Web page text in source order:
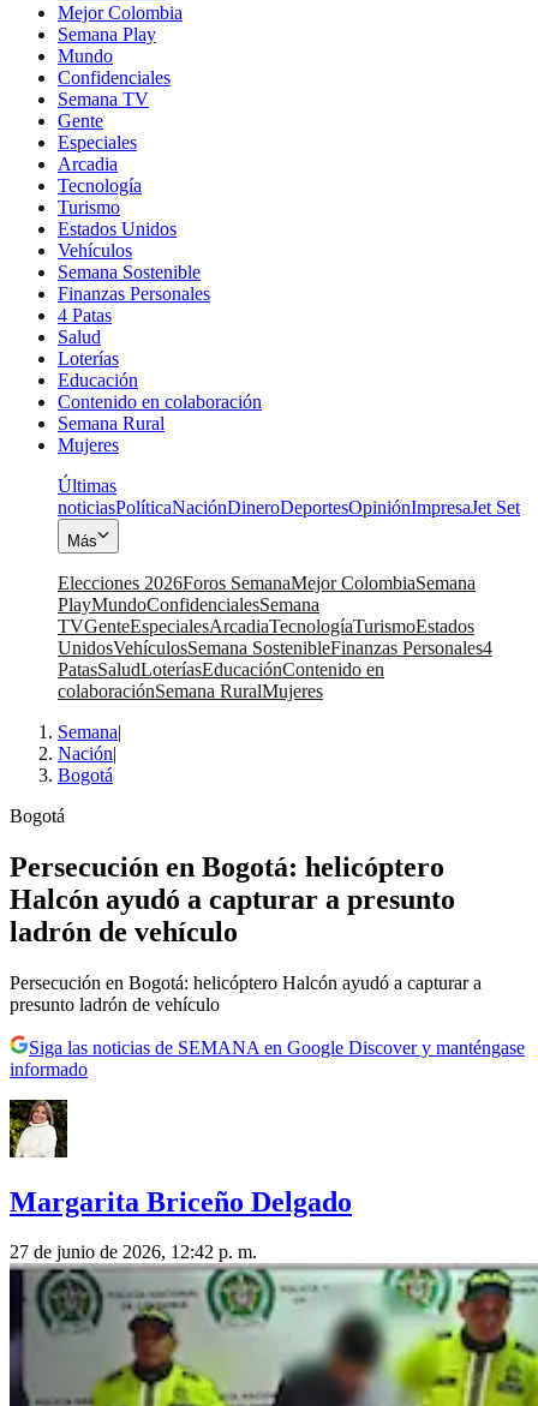
Mejor Colombia
Semana Play
Mundo
Confidenciales
Semana TV
Gente
Especiales
Arcadia
Tecnología
Turismo
Estados Unidos
Vehículos
Semana Sostenible
Finanzas Personales
4 Patas
Salud
Loterías
Educación
Contenido en colaboración
Semana Rural
Mujeres
Últimas
noticiasPolíticaNaciónDineroDeportesOpiniónImpresaJet Set
Más
Elecciones 2026Foros SemanaMejor ColombiaSemana
PlayMundoConfidencialesSemana
TVGenteEspecialesArcadiaTecnologíaTurismoEstados
UnidosVehículosSemana SostenibleFinanzas Personales4
PatasSaludLoteríasEducaciónContenido en
colaboraciónSemana RuralMujeres
Semana|
Nación|
Bogotá
Bogotá
Persecución en Bogotá: helicóptero
Halcón ayudó a capturar a presunto
ladrón de vehículo
Persecución en Bogotá: helicóptero Halcón ayudó a capturar a
presunto ladrón de vehículo
Siga las noticias de SEMANA en Google Discover y manténgase
informado
Margarita Briceño Delgado
27 de junio de 2026, 12:42 p. m.